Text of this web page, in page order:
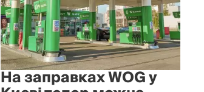
На заправках WOG у